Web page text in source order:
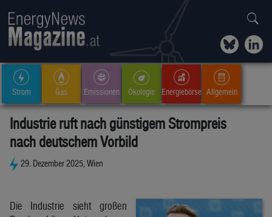
Strom Gas Emissionen Ökologie Energiebörse Allgemein
Industrie ruft nach günstigem Strompreis
nach deutschem Vorbild
29. Dezember 2025, Wien
Die Industrie sieht großen